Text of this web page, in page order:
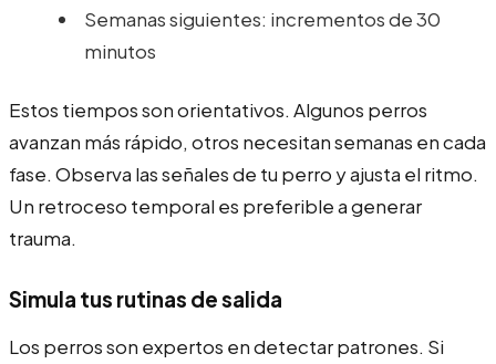
Semanas siguientes: incrementos de 30
minutos
Estos tiempos son orientativos. Algunos perros
avanzan más rápido, otros necesitan semanas en cada
fase. Observa las señales de tu perro y ajusta el ritmo.
Un retroceso temporal es preferible a generar
trauma.
Simula tus rutinas de salida
Los perros son expertos en detectar patrones. Si